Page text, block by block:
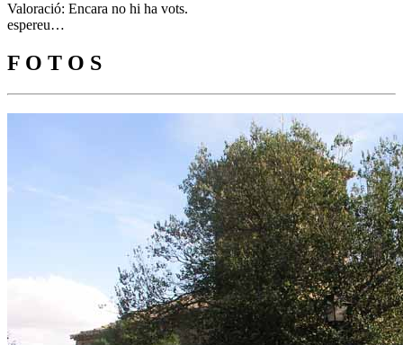
Valoració: Encara no hi ha vots.
espereu…
F O T O S